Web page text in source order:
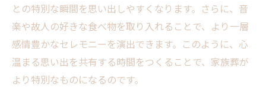
との特別な瞬間を思い出しやすくなります。さらに、音
楽や故人の好きな食べ物を取り入れることで、より一層
感情豊かなセレモニーを演出できます。このように、心
温まる思い出を共有する時間をつくることで、家族葬が
より特別なものになるのです。